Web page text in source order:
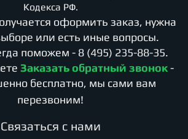
Кодекса РФ.
оформить заказ, нужна
или есть иные вопросы.
поможем - 8 (495) 235-88-35.
Заказать обратный звонок -
бесплатно, мы сами вам
перезвоним!
Cвязаться с нами